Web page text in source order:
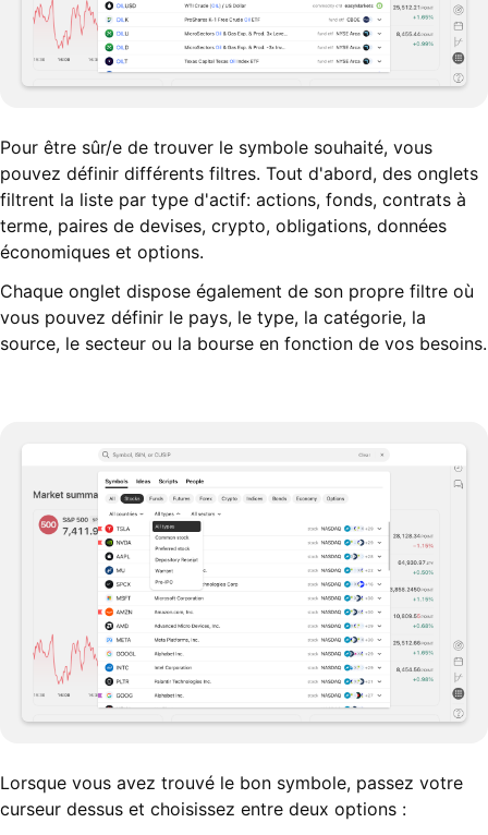
Pour être sûr/e de trouver le symbole souhaité, vous
pouvez définir différents filtres. Tout d'abord, des onglets
filtrent la liste par type d'actif: actions, fonds, contrats à
terme, paires de devises, crypto, obligations, données
économiques et options.
Chaque onglet dispose également de son propre filtre où
vous pouvez définir le pays, le type, la catégorie, la
source, le secteur ou la bourse en fonction de vos besoins.
Lorsque vous avez trouvé le bon symbole, passez votre
curseur dessus et choisissez entre deux options :